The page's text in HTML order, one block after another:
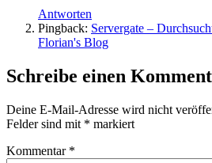
Antworten
Pingback: Servergate –
Florian's Blog
Schreibe einen
Deine E-Mail-Adresse wird nicht
Felder sind mit * markiert
Kommentar *